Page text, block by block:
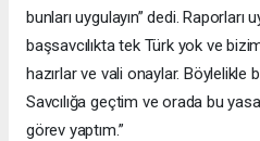
bunları uygulayın” dedi. Raporları
başsavcılıkta tek Türk yok ve
hazırlar ve vali onaylar. Böylelikle
Savcılığa geçtim ve orada bu
görev yaptım.”